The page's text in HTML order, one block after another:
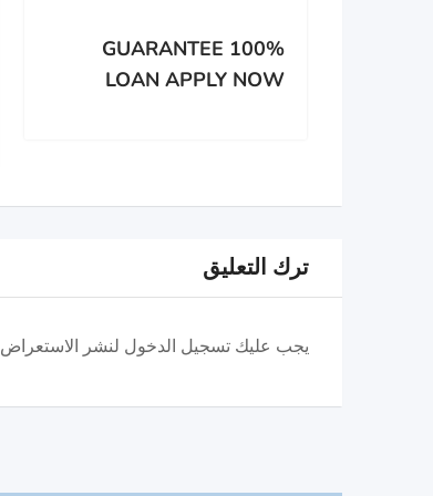
100% GUARANTEE
LOAN APPLY NOW
ترك التعليق
يجب عليك تسجيل الدخول لنشر الاستعراض